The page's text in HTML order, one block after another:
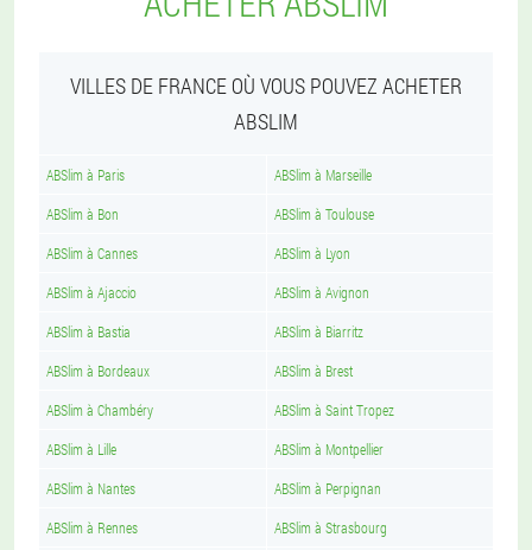
VILLES DE FRANCE OÙ VOUS POUVEZ ACHETER
ABSLIM
ABSlim à Paris ABSlim à Marseille
ABSlim à Bon ABSlim à Toulouse
ABSlim à Cannes ABSlim à Lyon
ABSlim à Ajaccio ABSlim à Avignon
ABSlim à Bastia ABSlim à Biarritz
ABSlim à Bordeaux ABSlim à Brest
ABSlim à Chambéry ABSlim à Saint Tropez
ABSlim à Lille ABSlim à Montpellier
ABSlim à Nantes ABSlim à Perpignan
ABSlim à Rennes ABSlim à Strasbourg